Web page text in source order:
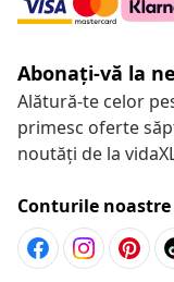
Abonați-vă la
Alătură-te celor
primesc oferte
noutăți de la
Conturile